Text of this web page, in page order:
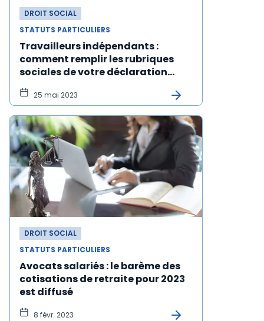
DROIT SOCIAL
STATUTS PARTICULIERS
Travailleurs indépendants :
comment remplir les rubriques
sociales de votre déclaration
fiscale de revenus ?
25 mai 2023
DROIT SOCIAL
STATUTS PARTICULIERS
Avocats salariés : le barème des
cotisations de retraite pour 2023
est diffusé
8 févr. 2023